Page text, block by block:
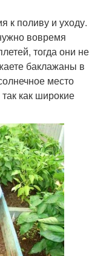
к поливу и уходу.
вовремя
тогда они не
баклажаны в
место
как широкие